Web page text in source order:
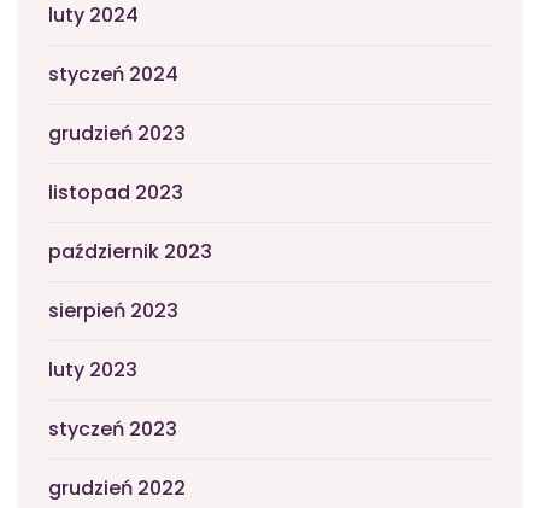
luty 2024
styczeń 2024
grudzień 2023
listopad 2023
październik 2023
sierpień 2023
luty 2023
styczeń 2023
grudzień 2022